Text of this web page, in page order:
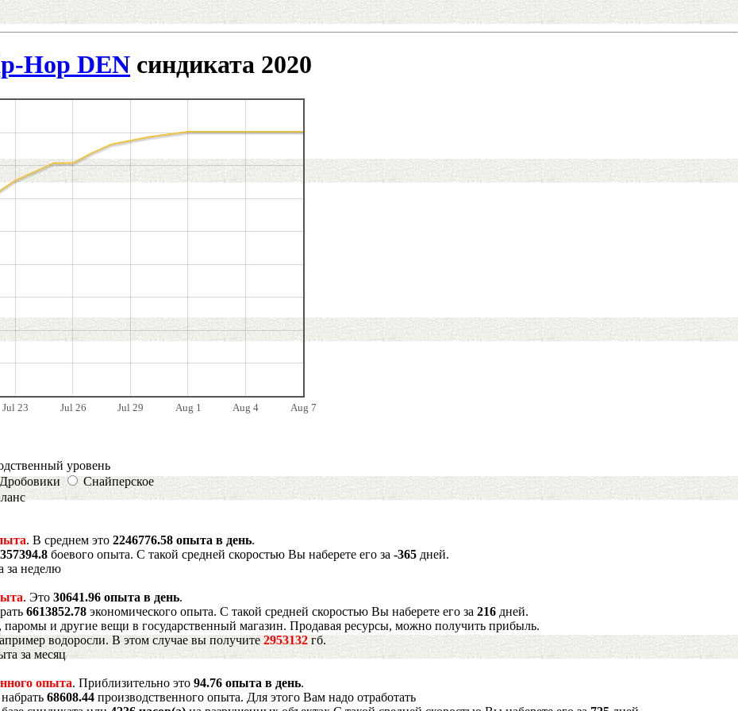
Hop DEN синдиката 2020
Jul 23 Jul 26 Jul 29 Aug 1 Aug 4 Aug 7
уровень
Дробовики
Снайперское
. В среднем это 2246776.58 опыта в день.
боевого опыта. С такой средней скоростью Вы наберете его за -365 дней.
за неделю
. Это 30641.96 опыта в день.
6613852.78 экономического опыта. С такой средней скоростью Вы наберете его за 216 дней.
и другие вещи в государственный магазин. Продавая ресурсы, можно получить прибыль.
водоросли. В этом случае вы получите 2953132 гб.
за месяц
опыта. Приблизительно это 94.76 опыта в день.
68608.44 производственного опыта. Для этого Вам надо отработать